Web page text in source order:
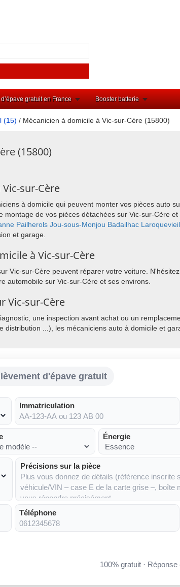
gratuit en France Booster batterie
(15) / Mécanicien à domicile à Vic-sur-Cère (15800)
(15800)
sur-Cère
à domicile qui peuvent monter vos pièces auto
de vos pièces détachées sur Vic-sur-Cère
Pailherols Jou-sous-Monjou Badailhac
et garage.
à Vic-sur-Cère
Vic-sur-Cère peuvent réparer votre voiture.
automobile sur Vic-sur-Cère et ses environs.
Vic-sur-Cère
une inspection avant achat ou un
distribution ...), les mécaniciens auto à domicile et
d'épave gratuit
Immatriculation
Énergie
Précisions sur la pièce
Téléphone
100% gratuit ·